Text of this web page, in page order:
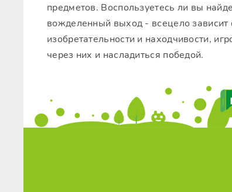
предметов. Воспользуетесь ли вы
вожделенный выход - всецело зависит
изобретательности и находчивости,
через них и насладиться победой.